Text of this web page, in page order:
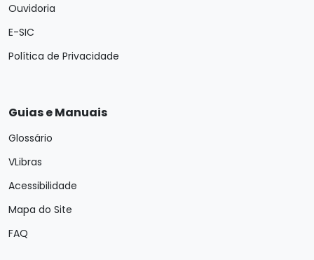
Ouvidoria
E-SIC
Política de Privacidade
Guias e Manuais
Glossário
VLibras
Acessibilidade
Mapa do Site
FAQ